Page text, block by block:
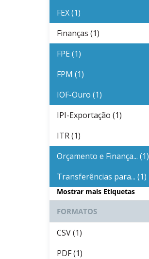
FEX (1)
Finanças (1)
FPE (1)
FPM (1)
IOF-Ouro (1)
IPI-Exportação (1)
ITR (1)
Orçamento e Finança... (1)
Transferências para... (1)
Mostrar mais Etiquetas
FORMATOS
CSV (1)
PDF (1)